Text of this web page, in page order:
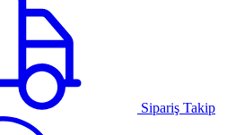
Sipariş Takip